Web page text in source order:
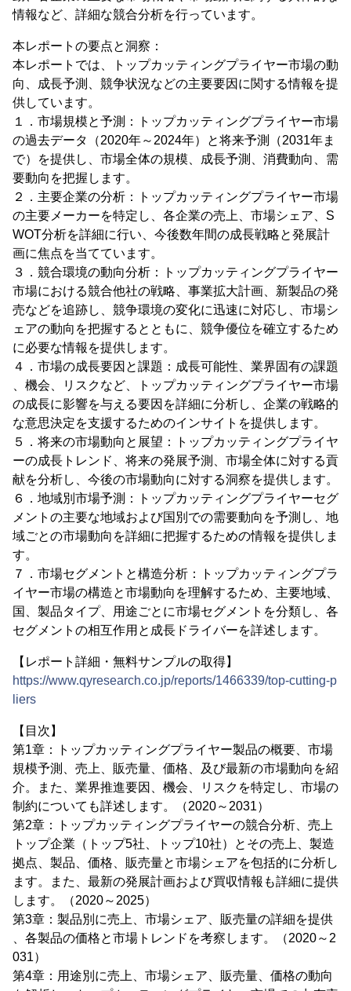
情報など、詳細な競合分析を行っています。
本レポートの要点と洞察：
本レポートでは、トップカッティングプライヤー市場の動
向、成長予測、競争状況などの主要要因に関する情報を提
供しています。
１．市場規模と予測：トップカッティングプライヤー市場
の過去データ（2020年～2024年）と将来予測（2031年ま
で）を提供し、市場全体の規模、成長予測、消費動向、需
要動向を把握します。
２．主要企業の分析：トップカッティングプライヤー市場
の主要メーカーを特定し、各企業の売上、市場シェア、S
WOT分析を詳細に行い、今後数年間の成長戦略と発展計
画に焦点を当てています。
３．競合環境の動向分析：トップカッティングプライヤー
市場における競合他社の戦略、事業拡大計画、新製品の発
売などを追跡し、競争環境の変化に迅速に対応し、市場シ
ェアの動向を把握するとともに、競争優位を確立するため
に必要な情報を提供します。
４．市場の成長要因と課題：成長可能性、業界固有の課題
、機会、リスクなど、トップカッティングプライヤー市場
の成長に影響を与える要因を詳細に分析し、企業の戦略的
な意思決定を支援するためのインサイトを提供します。
５．将来の市場動向と展望：トップカッティングプライヤ
ーの成長トレンド、将来の発展予測、市場全体に対する貢
献を分析し、今後の市場動向に対する洞察を提供します。
６．地域別市場予測：トップカッティングプライヤーセグ
メントの主要な地域および国別での需要動向を予測し、地
域ごとの市場動向を詳細に把握するための情報を提供しま
す。
７．市場セグメントと構造分析：トップカッティングプラ
イヤー市場の構造と市場動向を理解するため、主要地域、
国、製品タイプ、用途ごとに市場セグメントを分類し、各
セグメントの相互作用と成長ドライバーを詳述します。
【レポート詳細・無料サンプルの取得】
https://www.qyresearch.co.jp/reports/1466339/top-cutting-p
liers
【目次】
第1章：トップカッティングプライヤー製品の概要、市場
規模予測、売上、販売量、価格、及び最新の市場動向を紹
介。また、業界推進要因、機会、リスクを特定し、市場の
制約についても詳述します。（2020～2031）
第2章：トップカッティングプライヤーの競合分析、売上
トップ企業（トップ5社、トップ10社）とその売上、製造
拠点、製品、価格、販売量と市場シェアを包括的に分析し
ます。また、最新の発展計画および買収情報も詳細に提供
します。（2020～2025）
第3章：製品別に売上、市場シェア、販売量の詳細を提供
、各製品の価格と市場トレンドを考察します。（2020～2
031）
第4章：用途別に売上、市場シェア、販売量、価格の動向